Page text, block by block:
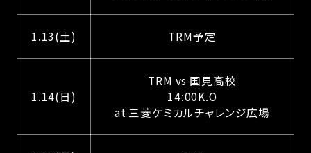
1.13(土) TRM予定
1.14(日)
TRM vs 国見高校
14:00K.O
at 三菱ケミカルチャレンジ広場